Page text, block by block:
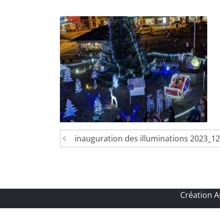
Navigation
de
inauguration des illuminations
Création